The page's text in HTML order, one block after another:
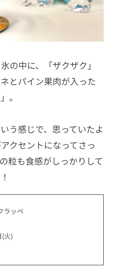
の中に、「ザクザク」
とパイン果肉が入った
。
う感じで、思っていたよ
クセントになってさっ
粒も食感がしっかりして
！
ラッペ
(火)